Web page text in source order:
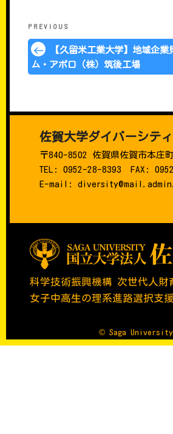
Previous
Post
PREVIOUS
【久留米工業大学】地域企
ム・アポロ（株）筑後工場
科学技術振興機構 次世代人財
女子中高生の理系進路選択支
佐賀大学ダイバーシテ
〒840-8502 佐賀県佐賀市本庄
TEL: 0952-28-8393 FAX:
E-mail:
© Saga University